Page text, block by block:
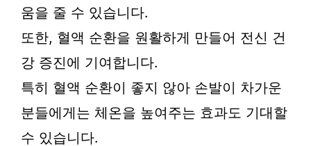
움을 줄 수 있습니다.
또한, 혈액 순환을 원활하게 만들어 전신 건
강 증진에 기여합니다.
특히 혈액 순환이 좋지 않아 손발이 차가운
분들에게는 체온을 높여주는 효과도 기대할
수 있습니다.